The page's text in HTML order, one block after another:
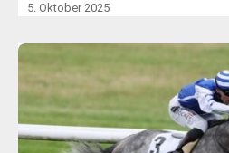
5. Oktober 2025